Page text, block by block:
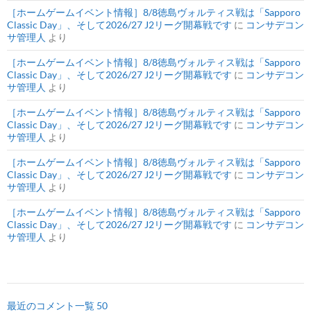
［ホームゲームイベント情報］8/8徳島ヴォルティス戦は「Sapporo
Classic Day」、そして2026/27 J2リーグ開幕戦です に コンサデコン
サ管理人 より
［ホームゲームイベント情報］8/8徳島ヴォルティス戦は「Sapporo
Classic Day」、そして2026/27 J2リーグ開幕戦です に コンサデコン
サ管理人 より
［ホームゲームイベント情報］8/8徳島ヴォルティス戦は「Sapporo
Classic Day」、そして2026/27 J2リーグ開幕戦です に コンサデコン
サ管理人 より
［ホームゲームイベント情報］8/8徳島ヴォルティス戦は「Sapporo
Classic Day」、そして2026/27 J2リーグ開幕戦です に コンサデコン
サ管理人 より
［ホームゲームイベント情報］8/8徳島ヴォルティス戦は「Sapporo
Classic Day」、そして2026/27 J2リーグ開幕戦です に コンサデコン
サ管理人 より
最近のコメント一覧 50